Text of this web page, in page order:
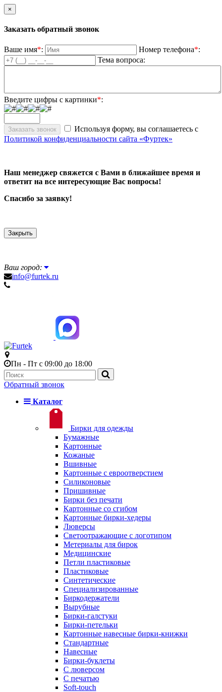
×
Заказать обратный звонок
Ваше имя*: Номер телефона*:
Тема вопроса:
Введите цифры с картинки*:
Используя форму, вы соглашаетесь с
Политикой конфиденциальности сайта «Фуртек»
Наш менеджер свяжется с Вами в ближайшее время и
ответит на все интересующие Вас вопросы!
Спасибо за заявку!
Закрыть
Ваш город:
info@furtek.ru
Пн - Пт с 09:00 до 18:00
Обратный звонок
Каталог
Бирки для одежды
Бумажные
Картонные
Кожаные
Вшивные
Картонные с евроотверстием
Силиконовые
Пришивные
Бирки без печати
Картонные со сгибом
Картонные бирки-хедеры
Люверсы
Светоотражающие с логотипом
Метериалы для бирок
Медицинские
Петли пластиковые
Пластиковые
Синтетические
Специализированные
Биркодержатели
Вырубные
Бирки-галстуки
Бирки-петельки
Картонные навесные бирки-книжки
Стандартные
Навесные
Бирки-буклеты
С люверсом
С печатью
Soft-touch